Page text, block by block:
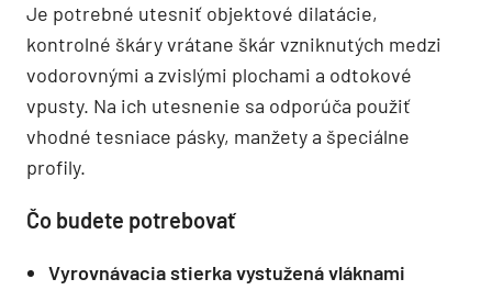
Je potrebné utesniť objektové dilatácie,
kontrolné škáry vrátane škár vzniknutých medzi
vodorovnými a zvislými plochami a odtokové
vpusty. Na ich utesnenie sa odporúča použiť
vhodné tesniace pásky, manžety a špeciálne
profily.
Čo budete potrebovať
Vyrovnávacia stierka vystužená vláknami